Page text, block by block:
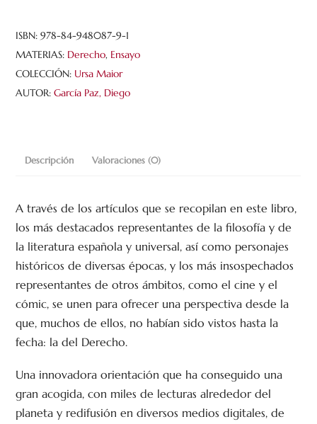
derecho
cantidad
ISBN:978-84-948087-9-1
MATERIAS: Derecho, Ensayo
COLECCIÓN: Ursa Maior
AUTOR:García Paz, Diego
Descripción Valoraciones (0)
A través de los artículos que se recopilan en este libro,
los más destacados representantes de la filosofía y de
la literatura española y universal, así como personajes
históricos de diversas épocas, y los más insospechados
representantes de otros ámbitos, como el cine y el
cómic, se unen para ofrecer una perspectiva desde la
que, muchos de ellos, no habían sido vistos hasta la
fecha: la del Derecho.
Una innovadora orientación que ha conseguido una
gran acogida, con miles de lecturas alrededor del
planeta y redifusión en diversos medios digitales, de